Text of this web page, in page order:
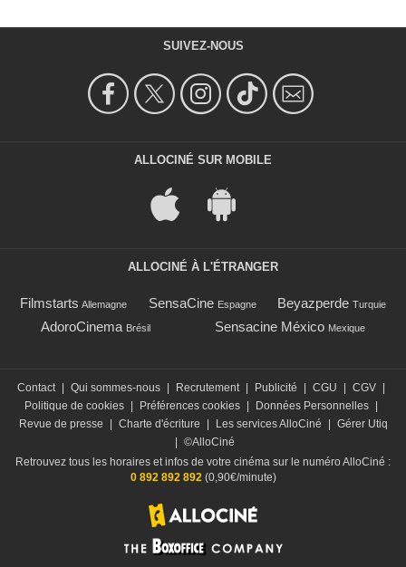
SUIVEZ-NOUS
ALLOCINÉ SUR MOBILE
ALLOCINÉ À L'ÉTRANGER
Filmstarts Allemagne SensaCine Espagne Beyazperde Turquie
AdoroCinema Brésil Sensacine México Mexique
Contact Qui sommes-nous Recrutement Publicité CGU CGV
Politique de cookies
Préférences cookies Données Personnelles
Revue de presse
Charte d'écriture Les services AlloCiné
Gérer Utiq
©AlloCiné
Retrouvez tous les horaires et infos de votre cinéma sur le numéro AlloCiné :
0 892 892 892(0,90€/minute)